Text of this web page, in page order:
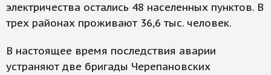
электричества остались 48 населенных пунктов. В
трех районах проживают 36,6 тыс. человек.
В настоящее время последствия аварии
устраняют две бригады Черепановских